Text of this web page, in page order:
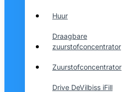
Huur
Draagbare
zuurstofconcentrator
Zuurstofconcentrator
Drive DeVilbiss iFill